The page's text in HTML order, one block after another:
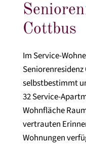
Cottbus
Im Service-
selbstbestimmt
32 Service-
Wohnfläche
vertrauten
Wohnungen